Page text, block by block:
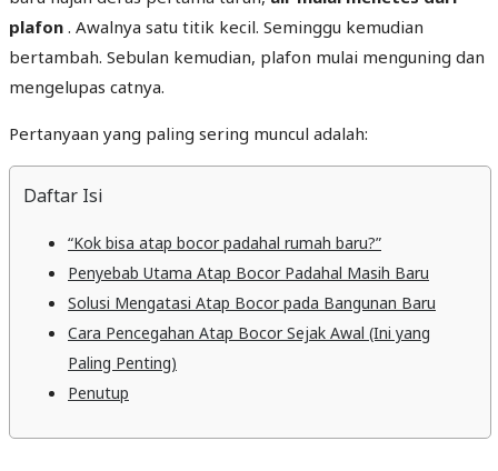
plafon . Awalnya satu titik kecil. Seminggu kemudian
bertambah. Sebulan kemudian, plafon mulai menguning dan
mengelupas catnya.
Pertanyaan yang paling sering muncul adalah:
Daftar Isi
“Kok bisa atap bocor padahal rumah baru?”
Penyebab Utama Atap Bocor Padahal Masih Baru
Solusi Mengatasi Atap Bocor pada Bangunan Baru
Cara Pencegahan Atap Bocor Sejak Awal (Ini yang
Paling Penting)
Penutup